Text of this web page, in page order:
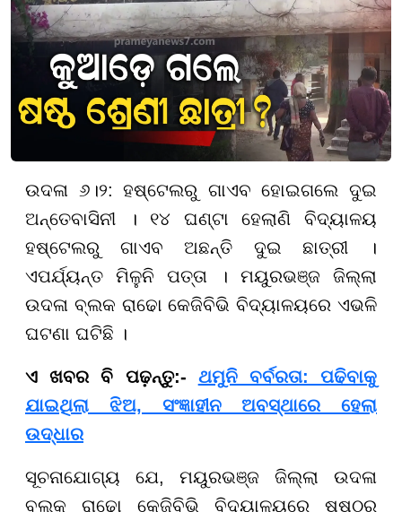
ଉଦଳା ୬।୨: ହଷ୍ଟେଲରୁ ଗାଏବ ହୋଇଗଲେ ଦୁଇ
ଅନ୍ତେବାସିନୀ । ୧୪ ଘଣ୍ଟା ହେଲାଣି ବିଦ୍ୟାଳୟ
ହଷ୍ଟେଲରୁ ଗାଏବ ଅଛନ୍ତି ଦୁଇ ଛାତ୍ରୀ ।
ଏପର୍ଯ୍ୟନ୍ତ ମିଳୁନି ପତ୍ତା । ମୟୁରଭଞ୍ଜ ଜିଲ୍ଲା
ଉଦଳା ବ୍ଲକ ରାଢୋ କେଜିବିଭି ବିଦ୍ୟାଳୟରେ ଏଭଳି
ଘଟଣା ଘଟିଛି ।
ଏ ଖବର ବି ପଢ଼ନ୍ତୁ:- ଥମୁନି ବର୍ବରତା: ପଢିବାକୁ
ଯାଇଥିଲା ଝିଅ, ସଂଜ୍ଞାହୀନ ଅବସ୍ଥାରେ ହେଲା
ଉଦ୍ଧାର
ସୂଚନାଯୋଗ୍ୟ ଯେ, ମୟୁରଭଞ୍ଜ ଜିଲ୍ଲା ଉଦଳା
ବ୍ଲକ ରାଢୋ କେଜିବିଭି ବିଦ୍ୟାଳୟରେ ଷଷ୍ଠରୁ